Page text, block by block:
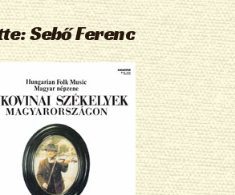
Sebő Ferenc